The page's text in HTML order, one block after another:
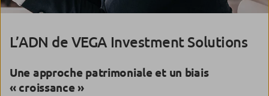
L’ADN de VEGA Investment Solutions
Une approche patrimoniale et un biais
« croissance »